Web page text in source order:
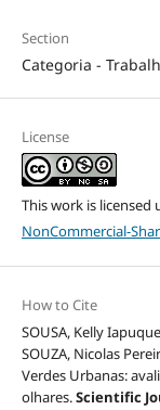
Section
Categoria -
License
This work is licensed
NonCommercial-
How to Cite
SOUSA, Kelly
SOUZA, Nicolas
Verdes Urbanas:
olhares.Scientific